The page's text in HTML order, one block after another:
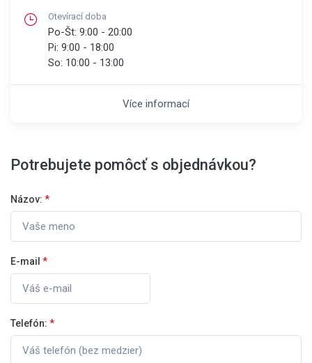
Otevírací doba
Po-Št: 9:00 - 20:00
Pi: 9:00 - 18:00
So: 10:00 - 13:00
Více informací
Potrebujete pomôcť s objednávkou?
Názov: *
E-mail *
Telefón: *